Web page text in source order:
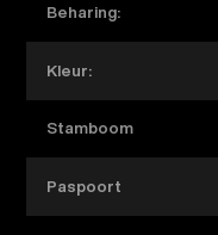
Beharing:
Kleur:
Stamboom
Paspoort